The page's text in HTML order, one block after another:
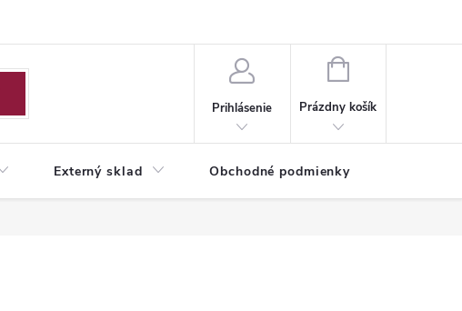
Prihlásenie
NÁKUPNÝ
Prázdny košík
Externý sklad Obchodné podmienky